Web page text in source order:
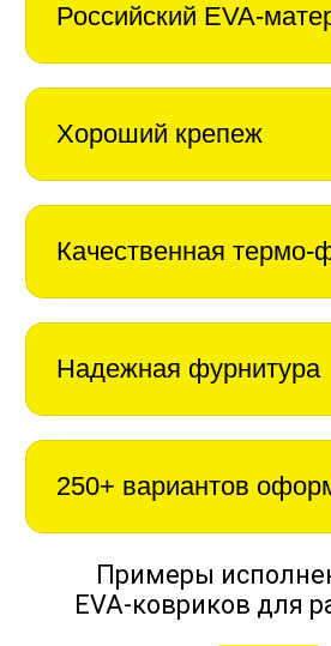
Российский EVA-
Хороший крепеж
Качественная термо-
Надежная фурнитура
250+ вариантов
Примеры
EVA-ковриков для